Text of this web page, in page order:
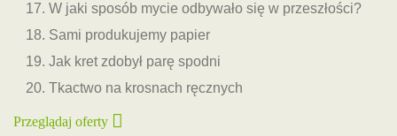
W jaki sposób mycie odbywało się w przeszłości?
Sami produkujemy papier
Jak kret zdobył parę spodni
Tkactwo na krosnach ręcznych
Przeglądaj oferty